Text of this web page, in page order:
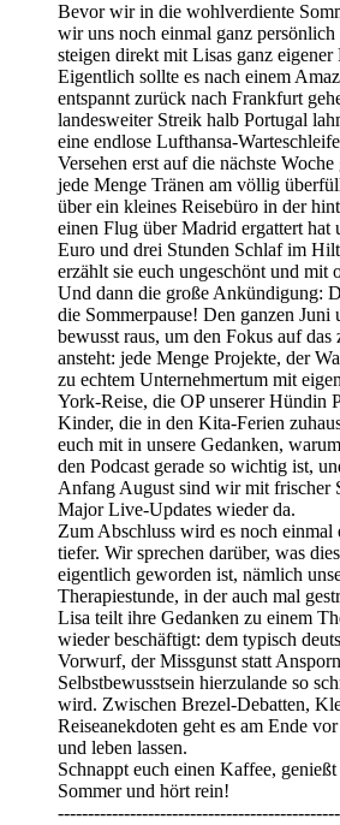
Bevor wir in die wohlverdiente
wir uns noch einmal ganz
steigen direkt mit Lisas ganz eigener
Eigentlich sollte es nach einem
entspannt zurück nach Frankfurt
landesweiter Streik halb Portugal
eine endlose Lufthansa-
Versehen erst auf die nächste
jede Menge Tränen am völlig
über ein kleines Reisebüro in der
einen Flug über Madrid ergattert hat
Euro und drei Stunden Schlaf im
erzählt sie euch ungeschönt und mit
Und dann die große Ankündigung:
die Sommerpause! Den ganzen
bewusst raus, um den Fokus auf das
ansteht: jede Menge Projekte, der
zu echtem Unternehmertum mit
York-Reise, die OP unserer Hündin
Kinder, die in den Kita-Ferien
euch mit in unsere Gedanken,
den Podcast gerade so wichtig ist,
Anfang August sind wir mit frischer
Major Live-Updates wieder da.
Zum Abschluss wird es noch einmal
tiefer. Wir sprechen darüber, was
eigentlich geworden ist, nämlich
Therapiestunde, in der auch mal
Lisa teilt ihre Gedanken zu einem
wieder beschäftigt: dem typisch
Vorwurf, der Missgunst statt
Selbstbewusstsein hierzulande so
wird. Zwischen Brezel-Debatten,
Reiseanekdoten geht es am Ende
und leben lassen.
Schnappt euch einen Kaffee,
Sommer und hört rein!